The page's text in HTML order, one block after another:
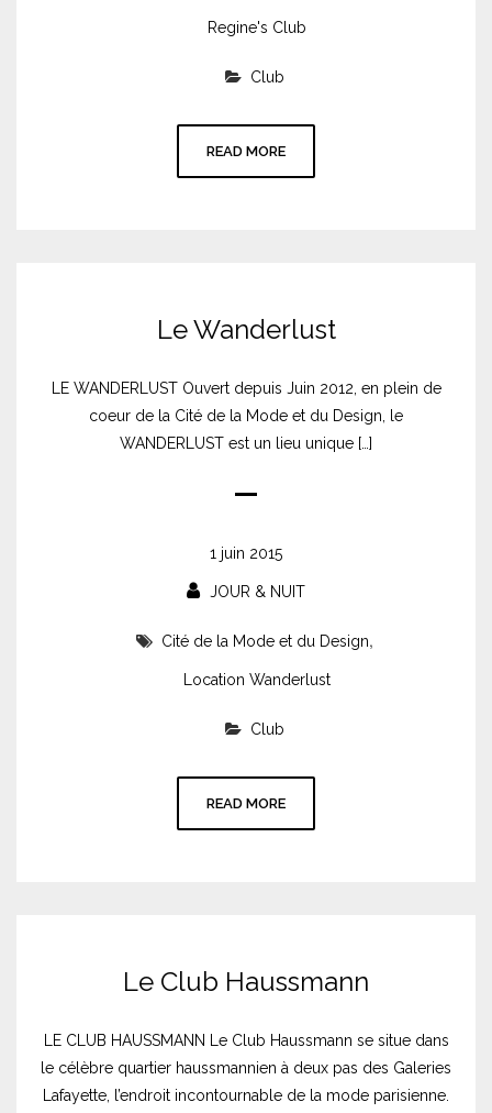
Regine's Club
Club
READ MORE
Le Wanderlust
LE WANDERLUST Ouvert depuis Juin 2012, en plein de
coeur de la Cité de la Mode et du Design, le
WANDERLUST est un lieu unique […]
1 juin 2015
JOUR & NUIT
Cité de la Mode et du Design,
Location Wanderlust
Club
READ MORE
Le Club Haussmann
LE CLUB HAUSSMANN Le Club Haussmann se situe dans
le célèbre quartier haussmannien à deux pas des Galeries
Lafayette, l’endroit incontournable de la mode parisienne.